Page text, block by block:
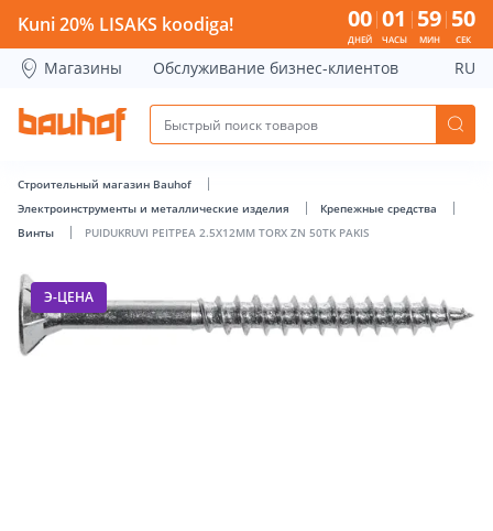
PUIDUKRUVI PEITPEA 2.5X12MM TORX ZN 50TK PAKIS -
Kuni 20% LISAKS koodiga! 00
ДНЕЙ
01
ЧАСЫ
59
МИН
49
СЕК
Магазины Обслуживание бизнес-клиентов RU
Строительный магазин Bauhof
Электроинструменты и металлические изделия
Крепежные средства
Винты
PUIDUKRUVI PEITPEA 2.5X12MM TORX ZN 50TK PAKIS
Э-ЦЕНА